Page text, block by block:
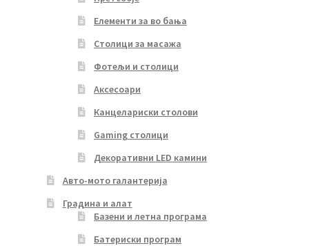
Елементи за во бања
Столици за масажа
Фотељи и столици
Аксесоари
Канцелариски столови
Gaming столици
Декоративни LED камини
Авто-мото галантерија
Градина и алат
Базени и летна програма
Батериски програм